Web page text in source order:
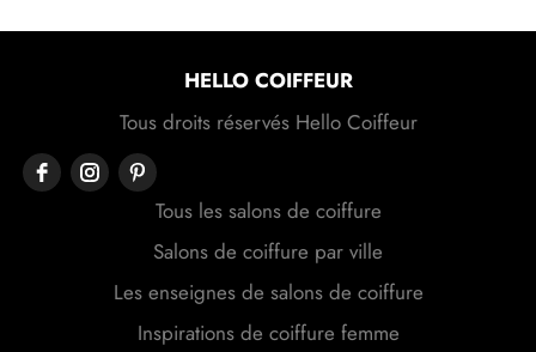
HELLO COIFFEUR
Tous droits réservés Hello Coiffeur
Tous les salons de coiffure
Salons de coiffure par ville
Les enseignes de salons de coiffure
Inspirations de coiffure femme